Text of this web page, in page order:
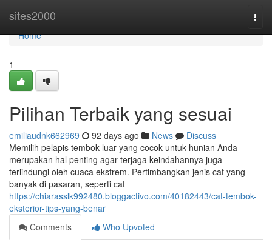
sites2000
Home
Home
1
Pilihan Terbaik yang sesuai
emiliaudnk662969 92 days ago News
Discuss
Memilih pelapis tembok luar yang cocok untuk hunian Anda
merupakan hal penting agar terjaga keindahannya juga
terlindungi oleh cuaca ekstrem. Pertimbangkan jenis cat yang
banyak di pasaran, seperti cat
https://chiarasslk992480.bloggactivo.com/40182443/cat-tembok-
eksterior-tips-yang-benar
Comments
Who Upvoted